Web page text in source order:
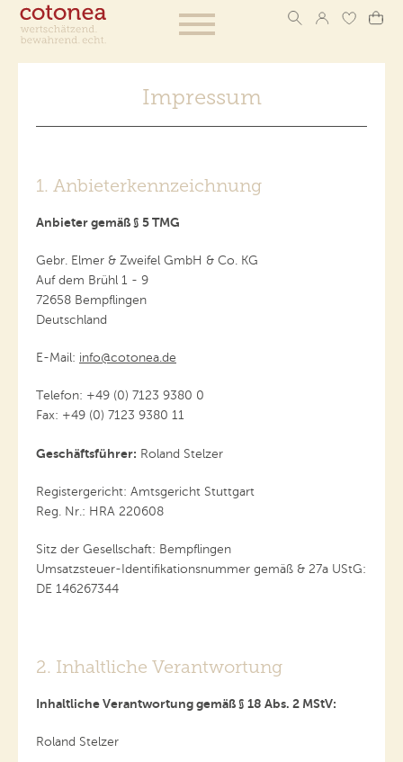
Impressum
1. Anbieterkennzeichnung
Anbieter gemäß § 5 TMG
Gebr. Elmer & Zweifel GmbH & Co. KG
Auf dem Brühl 1 - 9
72658 Bempflingen
Deutschland
E-Mail: info@cotonea.de
Telefon: +49 (0) 7123 9380 0
Fax: +49 (0) 7123 9380 11
Geschäftsführer: Roland Stelzer
Registergericht: Amtsgericht Stuttgart
Reg. Nr.: HRA 220608
Sitz der Gesellschaft: Bempflingen
Umsatzsteuer-Identifikationsnummer gemäß & 27a UStG:
DE 146267344
2. Inhaltliche Verantwortung
Inhaltliche Verantwortung gemäß § 18 Abs. 2 MStV:
Roland Stelzer